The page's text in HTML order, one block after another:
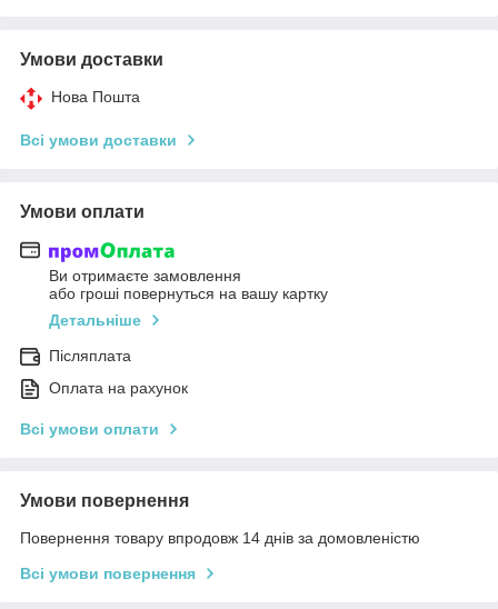
Умови доставки
Нова Пошта
Всі умови доставки
Умови оплати
Ви отримаєте замовлення
або гроші повернуться на вашу картку
Детальніше
Післяплата
Оплата на рахунок
Всі умови оплати
Умови повернення
Повернення товару впродовж 14 днів за домовленістю
Всі умови повернення